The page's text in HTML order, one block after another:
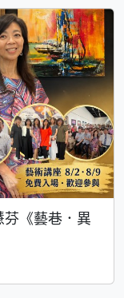
《藝巷．異